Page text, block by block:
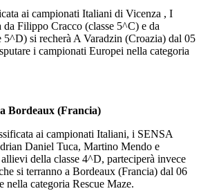
ai campionati Italiani di Vicenza , I
Filippo Cracco (classe 5^C) e da
5^D) si recherà A Varadzin (Croazia) dal 05
i campionati Europei nella categoria
Bordeaux (Francia)
ai campionati Italiani, i SENSA
Daniel Tuca, Martino Mendo e
della classe 4^D, parteciperà invece
si terranno a Bordeaux (Francia) dal 06
nella categoria Rescue Maze.